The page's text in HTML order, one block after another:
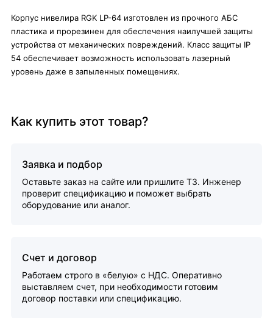
Корпус нивелира RGK LP-64 изготовлен из прочного АБС
пластика и прорезинен для обеспечения наилучшей защиты
устройства от механических повреждений. Класс защиты IP
54 обеспечивает возможность использовать лазерный
уровень даже в запыленных помещениях.
Как купить этот товар?
Заявка и подбор
Оставьте заказ на сайте или пришлите ТЗ. Инженер
проверит спецификацию и поможет выбрать
оборудование или аналог.
Счет и договор
Работаем строго в «белую» с НДС. Оперативно
выставляем счет, при необходимости готовим
договор поставки или спецификацию.